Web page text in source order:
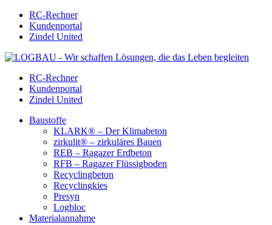
RC-Rechner
Kundenportal
Zindel United
RC-Rechner
Kundenportal
Zindel United
Baustoffe
KLARK® – Der Klimabeton
zirkulit® – zirkuläres Bauen
REB – Ragazer Erdbeton
RFB – Ragazer Flüssigboden
Recyclingbeton
Recyclingkies
Presyn
Logbloc
Materialannahme